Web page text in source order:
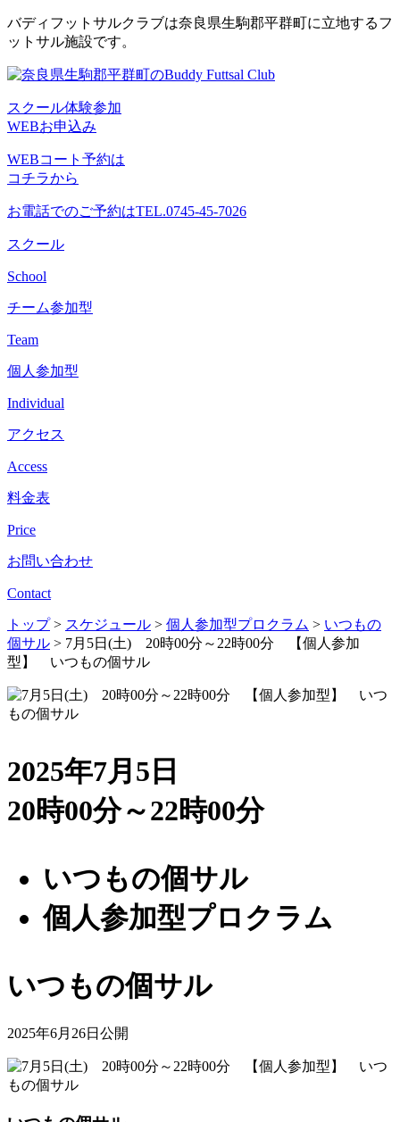
コ
ン
ン
へ
ス
キ
ッ
バディフットサルクラブは奈良県生駒郡平群町に立地するフ
ットサル施設です。
スクール体験参加
WEBお申込み
WEBコート予約は
コチラから
お電話でのご予約はTEL.0745-45-7026
スクール
School
チーム参加型
Team
個人参加型
Individual
アクセス
Access
料金表
Price
お問い合わせ
Contact
トップ> スケジュール > 個人参加型プロクラム > いつもの
個サル > 7月5日(土) 20時00分～22時00分 【個人参加
型】 いつもの個サル
2025年7月5日
20時00分～22時00分
いつもの個サル
個人参加型プロクラム
いつもの個サル
2025年6月26日公開